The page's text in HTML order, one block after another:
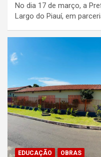
No dia 17 de março, a
Largo do Piauí, em
EDUCAÇÃO OBRAS